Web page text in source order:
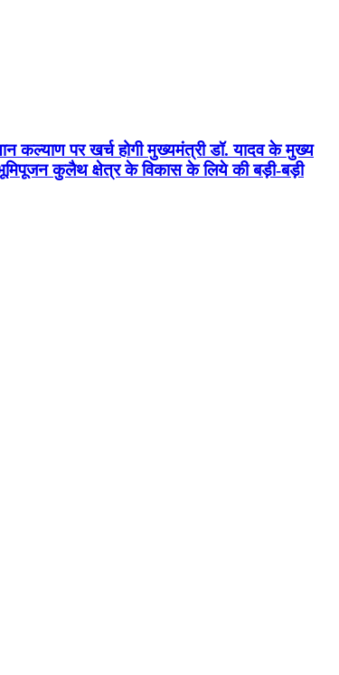
कल्याण पर खर्च होगी मुख्यमंत्री डॉ. यादव के मुख्य
कुलैथ क्षेत्र के विकास के लिये की बड़ी-बड़ी